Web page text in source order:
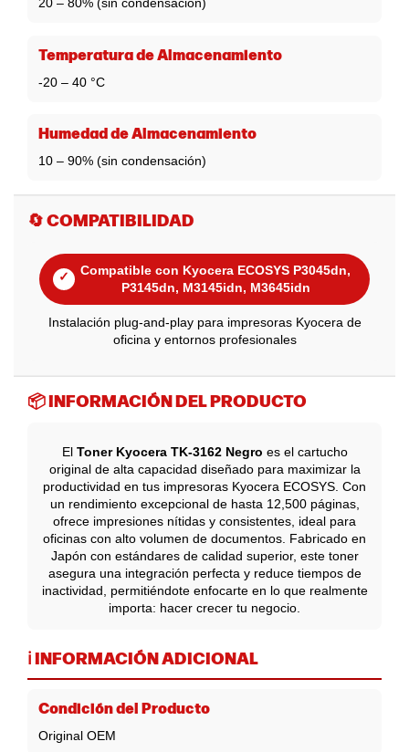
20 – 80% (sin condensación)
Temperatura de Almacenamiento
-20 – 40 °C
Humedad de Almacenamiento
10 – 90% (sin condensación)
🔄 COMPATIBILIDAD
✓
Compatible con Kyocera ECOSYS P3045dn,
P3145dn, M3145idn, M3645idn
Instalación plug-and-play para impresoras Kyocera de
oficina y entornos profesionales
📦 INFORMACIÓN DEL PRODUCTO
El Toner Kyocera TK-3162 Negro es el cartucho
original de alta capacidad diseñado para maximizar la
productividad en tus impresoras Kyocera ECOSYS. Con
un rendimiento excepcional de hasta 12,500 páginas,
ofrece impresiones nítidas y consistentes, ideal para
oficinas con alto volumen de documentos. Fabricado en
Japón con estándares de calidad superior, este toner
asegura una integración perfecta y reduce tiempos de
inactividad, permitiéndote enfocarte en lo que realmente
importa: hacer crecer tu negocio.
ℹ️ INFORMACIÓN ADICIONAL
Condición del Producto
Original OEM